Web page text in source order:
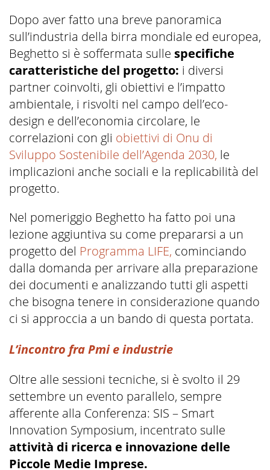
Dopo aver fatto una breve panoramica
sull’industria della birra mondiale ed europea,
Beghetto si è soffermata sulle specifiche
caratteristiche del progetto: i diversi
partner coinvolti, gli obiettivi e l’impatto
ambientale, i risvolti nel campo dell’eco-
design e dell’economia circolare, le
correlazioni con gli obiettivi di Onu di
Sviluppo Sostenibile dell’Agenda 2030, le
implicazioni anche sociali e la replicabilità del
progetto.
Nel pomeriggio Beghetto ha fatto poi una
lezione aggiuntiva su come prepararsi a un
progetto del Programma LIFE, cominciando
dalla domanda per arrivare alla preparazione
dei documenti e analizzando tutti gli aspetti
che bisogna tenere in considerazione quando
ci si approccia a un bando di questa portata.
L’incontro fra Pmi e industrie
Oltre alle sessioni tecniche, si è svolto il 29
settembre un evento parallelo, sempre
afferente alla Conferenza: SIS – Smart
Innovation Symposium, incentrato sulle
attività di ricerca e innovazione delle
Piccole Medie Imprese.